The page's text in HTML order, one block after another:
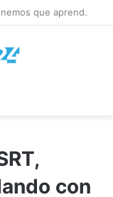
San Cayetano: Paz, Pan y Trabajo «tenemos que aprender a dialogar y a tratarnos bien» Mons. García Cuerva
con